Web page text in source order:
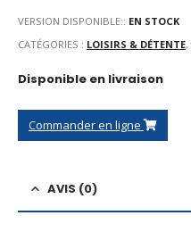
VERSION DISPONIBLE:: EN STOCK
CATÉGORIES : LOISIRS & DÉTENTE,
Disponible en livraison
Commander en ligne
AVIS (0)